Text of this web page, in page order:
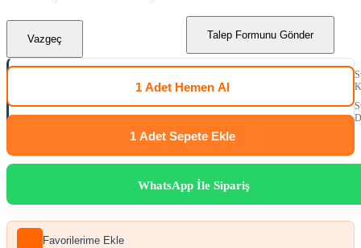
Talep Formunu Gönder
Vazgeç
1 Adet Hemen Al
1 Adet Sepete Ekle
WhatsApp İle Sipariş
Favorilerime Ekle